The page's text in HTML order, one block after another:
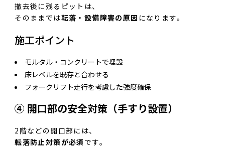
撤去後に残るピットは、
そのままでは転落・設備障害の原因 になります。
施工ポイント
モルタル・コンクリートで埋設
床レベルを既存と合わせる
フォークリフト走行を考慮した強度確保
④ 開口部の安全対策（手すり設置）
2階などの開口部には、
転落防止対策が必須 です。